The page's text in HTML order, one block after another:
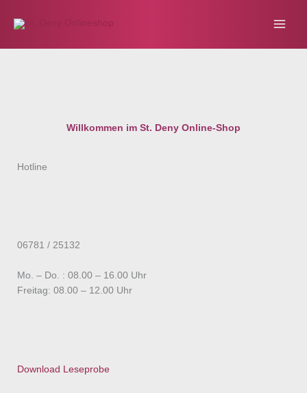
Inhalt
Willkommen im St. Deny Online-Shop
Hotline
06781 / 25132
Mo. – Do. : 08.00 – 16.00 Uhr
Freitag: 08.00 – 12.00 Uhr
Download Leseprobe